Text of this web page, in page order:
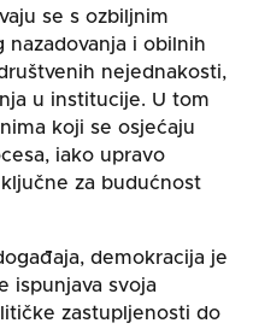
se s ozbiljnim
nazadovanja i obilnih
nejednakosti,
u institucije. U tom
koji se osjećaju
iako upravo
za budućnost
demokracija je
ispunjava svoja
zastupljenosti do